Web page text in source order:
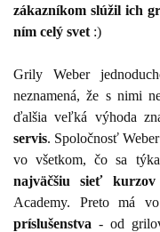
zákazníkom slúžil ich
ním celý svet :)
Grily Weber
neznamená, že s nimi
ďalšia veľká výhoda
servis. Spoločnosť
vo všetkom, čo sa
najväčšiu sieť kurzov
Academy. Preto má
príslušenstva - od